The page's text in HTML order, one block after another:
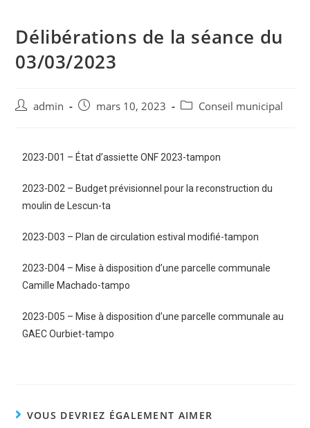
Délibérations de la séance du
03/03/2023
admin mars 10, 2023 Conseil municipal
2023-D01 – État d’assiette ONF 2023-tampon
2023-D02 – Budget prévisionnel pour la reconstruction du
moulin de Lescun-ta
2023-D03 – Plan de circulation estival modifié-tampon
2023-D04 – Mise à disposition d’une parcelle communale
Camille Machado-tampo
2023-D05 – Mise à disposition d’une parcelle communale au
GAEC Ourbiet-tampo
VOUS DEVRIEZ ÉGALEMENT AIMER